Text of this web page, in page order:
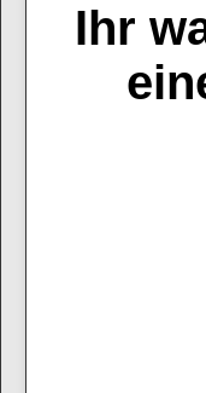
Ihr